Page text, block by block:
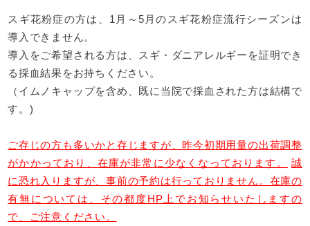
スギ花粉症の方は、1月～5月のスギ花粉症流行シーズンは
導入できません。
導入をご希望される方は、スギ・ダニアレルギーを証明でき
る採血結果をお持ちください。
（イムノキャップを含め、既に当院で採血された方は結構で
す。)
ご存じの方も多いかと存じますが、昨今初期用量の出荷調整
がかかっており、在庫が非常に少なくなっております。
誠
に恐れ入りますが、事前の予約は行っておりません。在庫の
有無については、その都度HP上でお知らせいたしますの
で、ご注意ください。